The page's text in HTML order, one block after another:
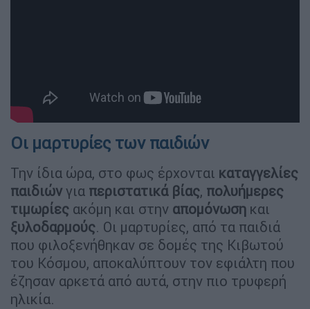
Οι μαρτυρίες των παιδιών
Την ίδια ώρα, στο φως έρχονται καταγγελίες
παιδιών για περιστατικά βίας, πολυήμερες
τιμωρίες ακόμη και στην απομόνωση και
ξυλοδαρμούς. Οι μαρτυρίες, από τα παιδιά
που φιλοξενήθηκαν σε δομές της Κιβωτού
του Κόσμου, αποκαλύπτουν τον εφιάλτη που
έζησαν αρκετά από αυτά, στην πιο τρυφερή
ηλικία.